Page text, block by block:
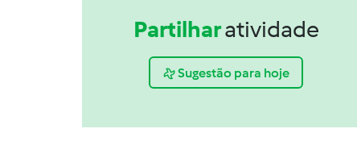
Partilharatividade
Sugestão para hoje